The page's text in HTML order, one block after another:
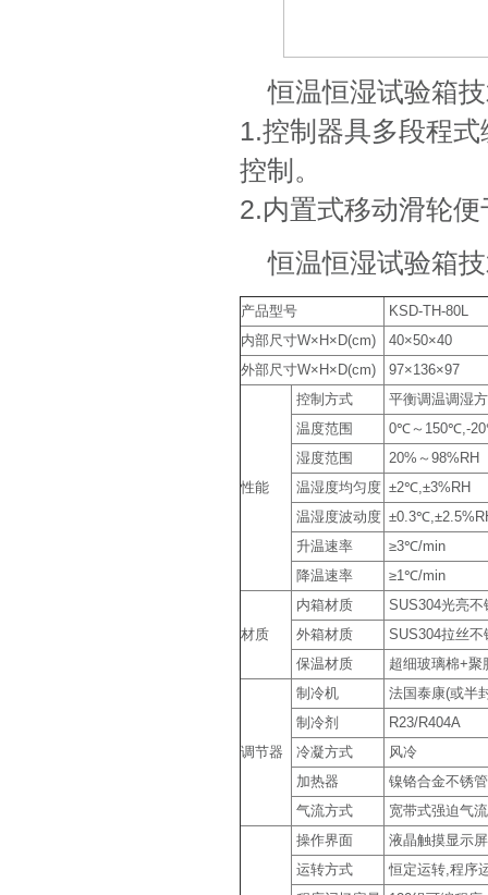
恒温恒湿试验箱
1.控制器具多段程
控制。
2.内置式移动滑轮
恒温恒湿试验箱
产品型号
KSD-TH-80L
内部尺寸W×H×D(cm)
40×50×40
外部尺寸W×H×D(cm)
97×136×97
性能
控制方式
平衡调温调湿
温度范围
0℃～150℃,-
湿度范围
20%～98%RH
温湿度均匀度 ±2℃,±3%RH
温湿度波动度
升温速率
≥3℃/min
降温速率
≥1℃/min
材质
内箱材质
SUS304光亮不
外箱材质
SUS304拉丝
保温材质
超细玻璃棉+聚
调节器
制冷机
法国泰康(或半
制冷剂
R23/R404A
冷凝方式
风冷
加热器
镍铬合金不锈
气流方式
宽带式强迫气
操作界面
液晶触摸显示
运转方式
恒定运转,程序